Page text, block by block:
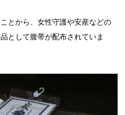
とから、女性守護や安産などの
として腹帯が配布されていま